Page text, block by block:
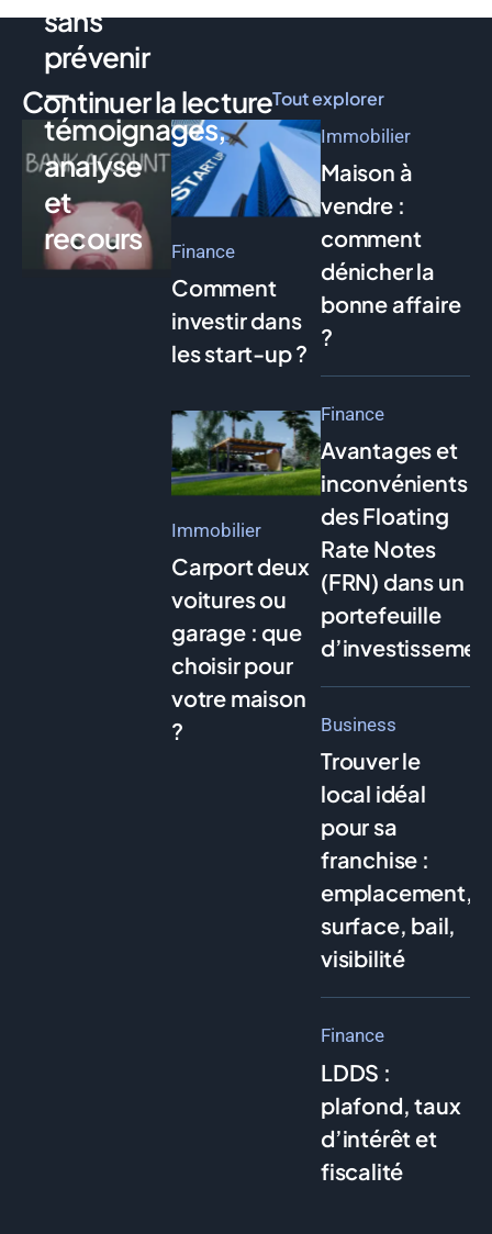
Continuer la lectureTout explorer
sans
prévenir
—
témoignages,
analyse
et
recours
Finance
Comment
investir dans
les start-up ?
Immobilier
Carport deux
voitures ou
garage : que
choisir pour
votre maison
?
Immobilier
Maison à
vendre :
comment
dénicher la
bonne affaire
?
Finance
Avantages et
inconvénients
des Floating
Rate Notes
(FRN) dans un
portefeuille
Business
Trouver le
local idéal
pour sa
franchise :
emplacement,
surface, bail,
visibilité
Finance
LDDS :
plafond, taux
d’intérêt et
fiscalité